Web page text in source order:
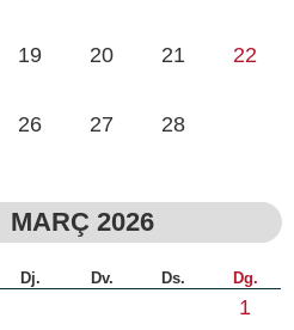
19 20 21 22
26 27 28
MARÇ 2026
Dj. Dv. Ds. Dg.
1